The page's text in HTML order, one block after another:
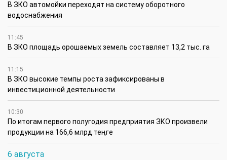
В ЗКО автомойки переходят на систему оборотного
водоснабжения
11:45
В ЗКО площадь орошаемых земель составляет 13,2 тыс. га
11:15
В ЗКО высокие темпы роста зафиксированы в
инвестиционной деятельности
10:30
По итогам первого полугодия предприятия ЗКО произвели
продукции на 166,6 млрд теңге
6 августа